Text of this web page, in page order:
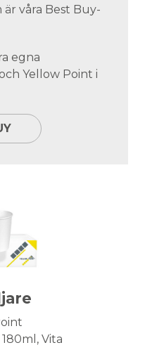
är våra Best Buy-
egna
Yellow Point i
Vita